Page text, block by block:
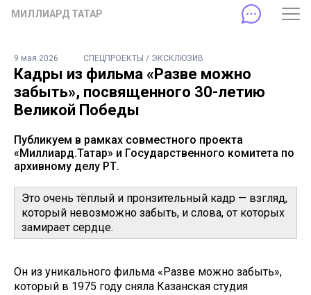
МИЛЛИАРД ТАТАР
9 мая 2026 СПЕЦПРОЕКТЫ / ЭКСКЛЮЗИВ
Кадры из фильма «Разве можно
забыть», посвященного 30-летию
Великой Победы
Публикуем в рамках совместного проекта
«Миллиард.Татар» и Государственного комитета по
архивному делу РТ.
Это очень тёплый и пронзительный кадр — взгляд,
который невозможно забыть, и слова, от которых
замирает сердце.
Он из уникального фильма «Разве можно забыть»,
который в 1975 году сняла Казанская студия